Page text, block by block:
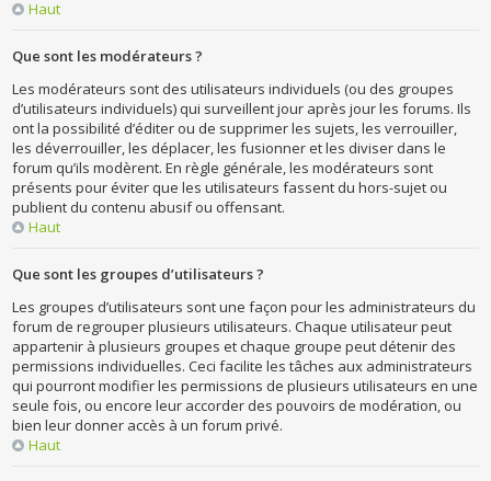
Haut
Que sont les modérateurs ?
Les modérateurs sont des utilisateurs individuels (ou des groupes
d’utilisateurs individuels) qui surveillent jour après jour les forums. Ils
ont la possibilité d’éditer ou de supprimer les sujets, les verrouiller,
les déverrouiller, les déplacer, les fusionner et les diviser dans le
forum qu’ils modèrent. En règle générale, les modérateurs sont
présents pour éviter que les utilisateurs fassent du hors-sujet ou
publient du contenu abusif ou offensant.
Haut
Que sont les groupes d’utilisateurs ?
Les groupes d’utilisateurs sont une façon pour les administrateurs du
forum de regrouper plusieurs utilisateurs. Chaque utilisateur peut
appartenir à plusieurs groupes et chaque groupe peut détenir des
permissions individuelles. Ceci facilite les tâches aux administrateurs
qui pourront modifier les permissions de plusieurs utilisateurs en une
seule fois, ou encore leur accorder des pouvoirs de modération, ou
bien leur donner accès à un forum privé.
Haut